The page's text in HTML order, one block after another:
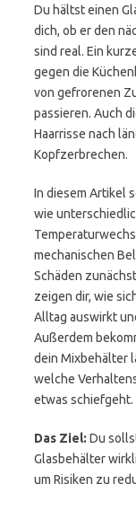
Du hältst einen
dich, ob er den
sind real. Ein
gegen die
von gefrorenen
passieren. Auch
Haarrisse nach
Kopfzerbrechen.
In diesem Artikel
wie
mechanischen
Schäden
zeigen dir, wie
Alltag auswirkt
Außerdem
dein Mixbehälter
welche
etwas schiefgeht.
Das Ziel: Du
Glasbehälter
um Risiken zu